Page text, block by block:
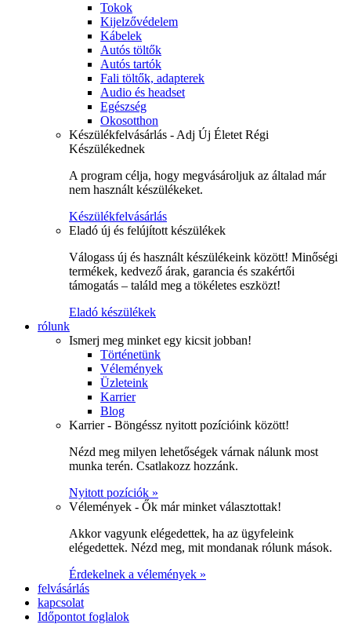
Tokok
Kijelzővédelem
Kábelek
Autós töltők
Autós tartók
Fali töltők, adapterek
Audio és headset
Egészség
Okosotthon
Készülékfelvásárlás - Adj Új Életet Régi
Készülékednek
A program célja, hogy megvásároljuk az általad már
nem használt készülékeket.
Készülékfelvásárlás
Eladó új és felújított készülékek
Válogass új és használt készülékeink között! Minőségi
termékek, kedvező árak, garancia és szakértői
támogatás – találd meg a tökéletes eszközt!
Eladó készülékek
rólunk
Ismerj meg minket egy kicsit jobban!
Történetünk
Vélemények
Üzleteink
Karrier
Blog
Karrier - Böngéssz nyitott pozícióink között!
Nézd meg milyen lehetőségek várnak nálunk most
munka terén. Csatlakozz hozzánk.
Nyitott pozíciók »
Vélemények - Ők már minket választottak!
Akkor vagyunk elégedettek, ha az ügyfeleink
elégedettek. Nézd meg, mit mondanak rólunk mások.
Érdekelnek a vélemények »
felvásárlás
kapcsolat
Időpontot foglalok